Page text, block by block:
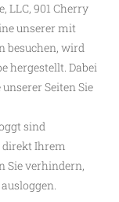
LLC, 901 Cherry
unserer mit
besuchen, wird
hergestellt. Dabei
Seiten Sie
sind
direkt Ihrem
Sie verhindern,